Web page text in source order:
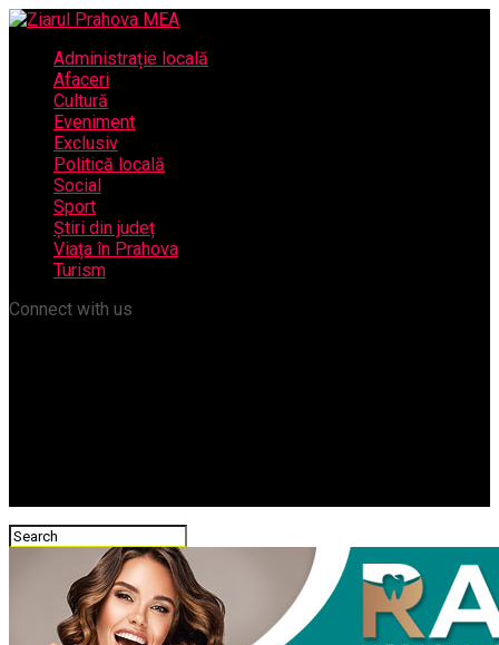
Administrație locală
Afaceri
Cultură
Eveniment
Exclusiv
Politică locală
Social
Sport
Știri din județ
Viața în Prahova
Turism
Connect with us